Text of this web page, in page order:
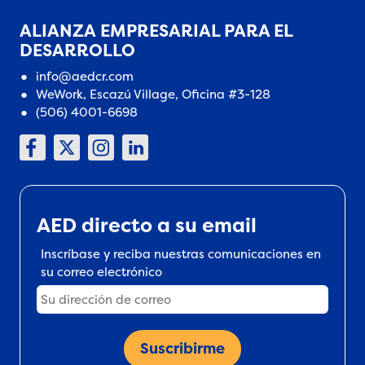
ALIANZA EMPRESARIAL PARA EL
DESARROLLO
info@aedcr.com
WeWork, Escazú Village, Oficina #3-128
(506) 4001-6698
AED directo a su email
Inscríbase y reciba nuestras comunicaciones en
su correo electrónico